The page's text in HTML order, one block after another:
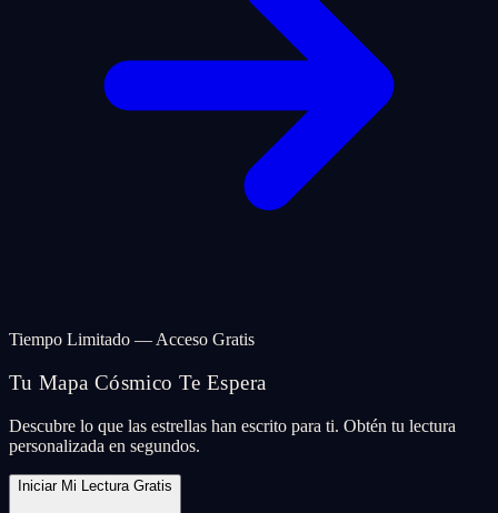
Tiempo Limitado — Acceso Gratis
Tu Mapa Cósmico Te Espera
Descubre lo que las estrellas han escrito para ti. Obtén tu lectura
personalizada en segundos.
Iniciar Mi Lectura Gratis